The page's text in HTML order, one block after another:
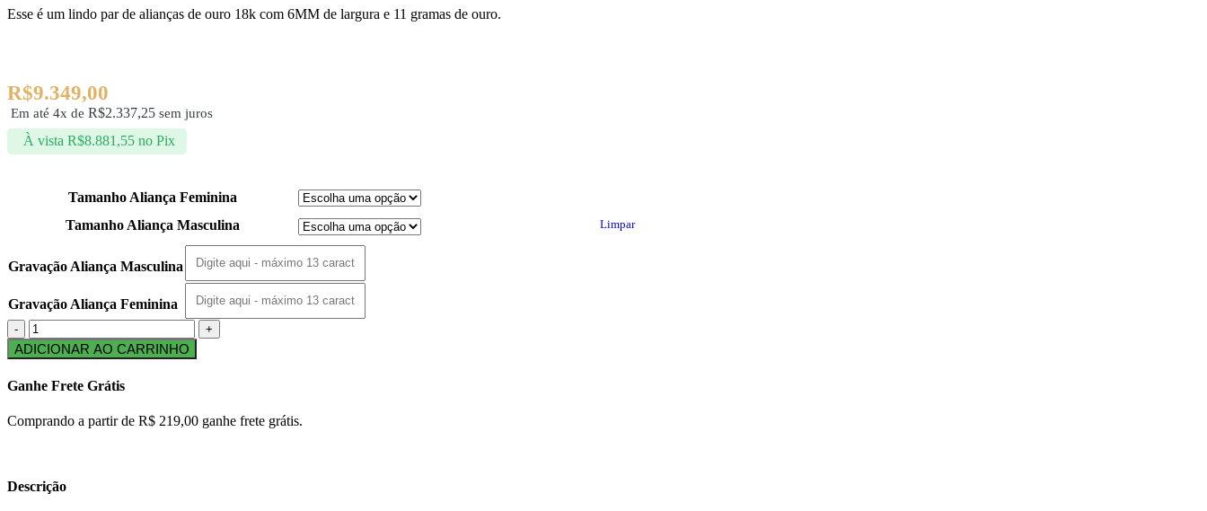
Esse é um lindo par de alianças de ouro 18k com 6MM de largura e 11 gramas de ouro.
R$9.349,00
Em até 4x de R$2.337,25 sem juros
À vista R$8.881,55 no Pix
Tamanho Aliança Feminina
Tamanho Aliança Masculina
Limpar
Gravação Aliança Masculina
Gravação Aliança Feminina
ADICIONAR AO CARRINHO
Ganhe Frete Grátis
Comprando a partir de R$ 219,00 ganhe frete grátis.
Descrição